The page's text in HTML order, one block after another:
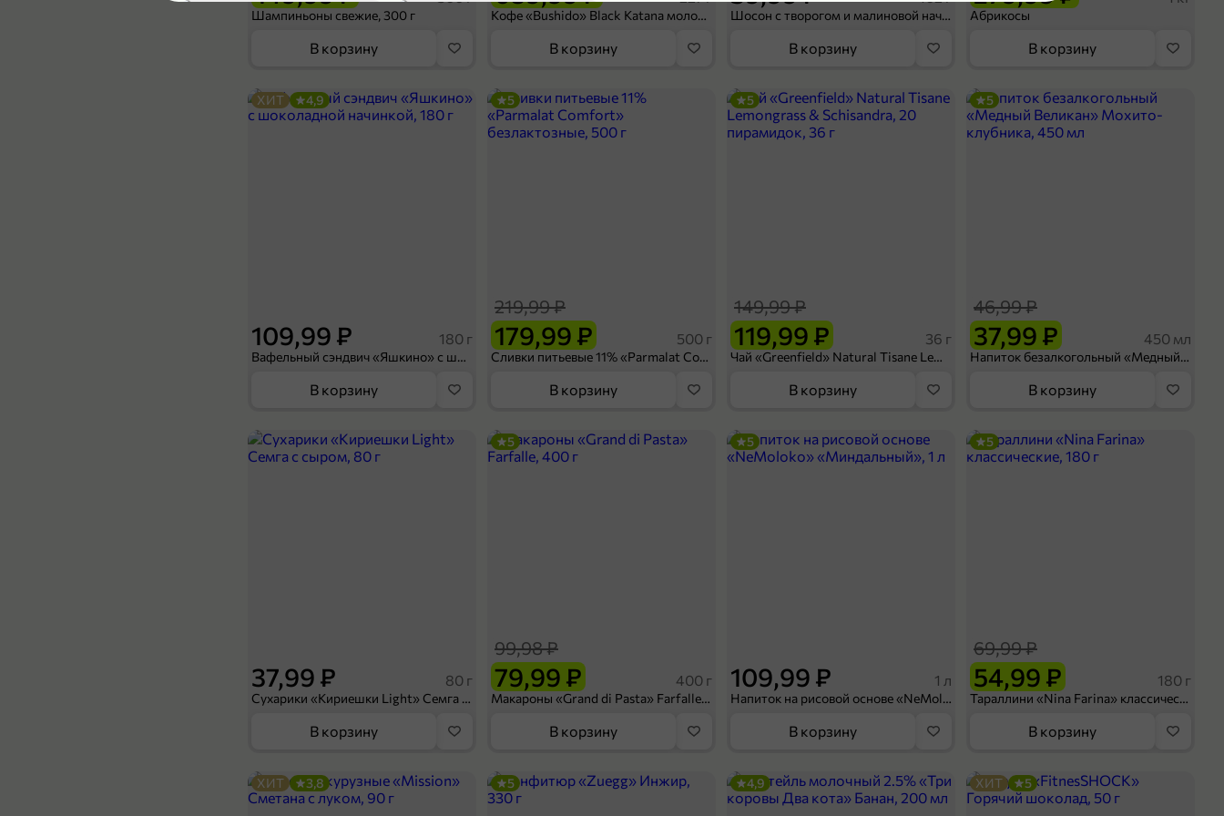
Поделиться
Шампиньоны свежие, 300 г
В корзину
Кофе «Bushido» Black Katana молотый, 227 г
В корзину
Шосон с творогом и малиновой начинкой, 102 г
В корзину
Абрикосы
В корзину
109,99 ₽ 180 г
Вафельный сэндвич «Яшкино» с шоколадной начинкой, 180 г
ХИТ 4,9
В корзину
179,99 ₽
219,99 ₽
500 г
Сливки питьевые 11% «Parmalat Comfort» безлактозные, 500 г
5
В корзину
119,99 ₽
149,99 ₽
36 г
Чай «Greenfield» Natural Tisane Lemongrass & Schisandra, 20 пирамидок, 36 г
5
В корзину
37,99 ₽
46,99 ₽
450 мл
Напиток безалкогольный «Медный Великан» Мохито-клубника, 450 мл
5
В корзину
37,99 ₽ 80 г
Сухарики «Кириешки Light» Семга с сыром, 80 г
В корзину
79,99 ₽
99,98 ₽
400 г
Макароны «Grand di Pasta» Farfalle, 400 г
5
В корзину
109,99 ₽ 1 л
Напиток на рисовой основе «NeMoloko» «Миндальный», 1 л
5
В корзину
54,99 ₽
69,99 ₽
180 г
Тараллини «Nina Farina» классические, 180 г
5
В корзину
ХИТ 3,8 5 4,9 ХИТ 5